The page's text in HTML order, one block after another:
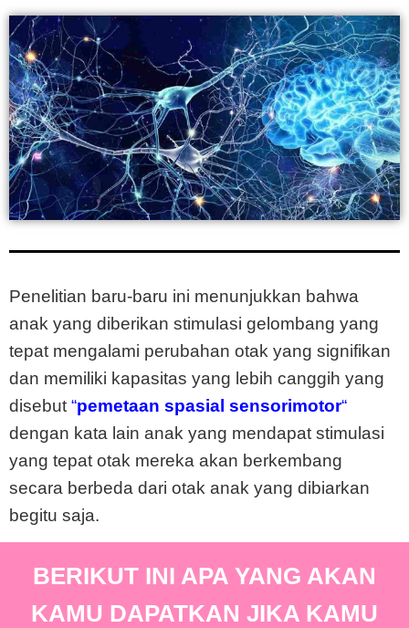
Penelitian baru-baru ini menunjukkan bahwa
anak yang diberikan stimulasi gelombang yang
tepat mengalami perubahan otak yang signifikan
dan memiliki kapasitas yang lebih canggih yang
disebut “pemetaan spasial sensorimotor“
dengan kata lain anak yang mendapat stimulasi
yang tepat otak mereka akan berkembang
secara berbeda dari otak anak yang dibiarkan
begitu saja.
BERIKUT INI APA YANG AKAN
KAMU DAPATKAN JIKA KAMU